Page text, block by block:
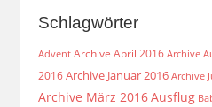
Schlagwörter
Advent Archive April 2016 Archive
2016 Archive Januar 2016 Archive
Archive März 2016Ausflug